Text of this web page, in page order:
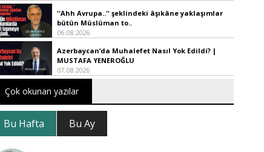
''Ahh Avrupa..'' şeklindeki âşıkâne yaklaşımlar
bütün Müslüman to..
06.08.2026
Azerbaycan’da Muhalefet Nasıl Yok Edildi? |
MUSTAFA YENEROĞLU
07.08.2026
Çok okunan yazılar
Bu Hafta Bu Ay